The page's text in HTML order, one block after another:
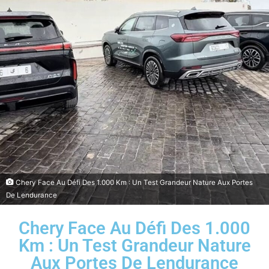
Chery Face Au Défi Des 1.000 Km : Un Test Grandeur Nature Aux Portes
De Lendurance
Chery Face Au Défi Des 1.000
Km : Un Test Grandeur Nature
Aux Portes De Lendurance